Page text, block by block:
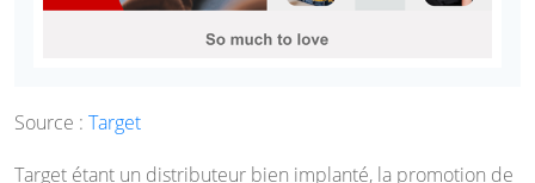
Source : Target
Target étant un distributeur bien implanté, la promotion de